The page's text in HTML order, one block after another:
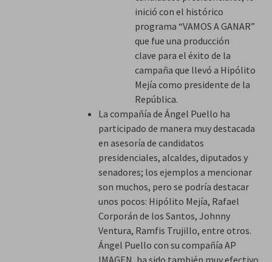
inició con el histórico
programa “VAMOS A GANAR”
que fue una producción
clave para el éxito de la
campaña que llevó a Hipólito
Mejía como presidente de la
República.
La compañía de Ángel Puello ha
participado de manera muy destacada
en asesoría de candidatos
presidenciales, alcaldes, diputados y
senadores; los ejemplos a mencionar
son muchos, pero se podría destacar
unos pocos: Hipólito Mejía, Rafael
Corporán de los Santos, Johnny
Ventura, Ramfis Trujillo, entre otros.
Ángel Puello con su compañía AP